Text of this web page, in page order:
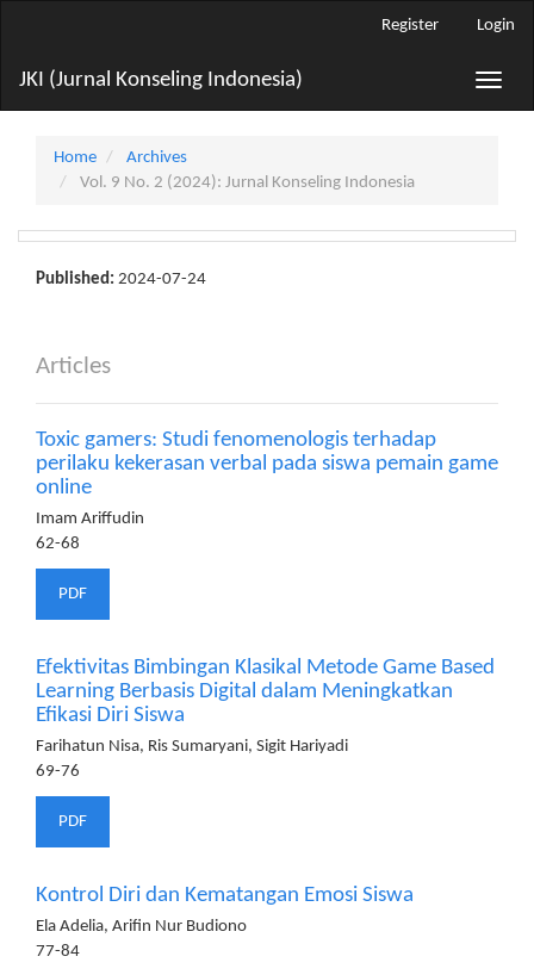
Content
Sidebar
Register Login
Toggle
JKI (Jurnal Konseling Indonesia)
Home
Archives
Vol. 9 No. 2 (2024): Jurnal Konseling Indonesia
Published: 2024-07-24
Articles
Toxic gamers: Studi fenomenologis terhadap
perilaku kekerasan verbal pada siswa pemain game
online
Imam Ariffudin
62-68
PDF
Efektivitas Bimbingan Klasikal Metode Game Based
Learning Berbasis Digital dalam Meningkatkan
Efikasi Diri Siswa
Farihatun Nisa, Ris Sumaryani, Sigit Hariyadi
69-76
PDF
Kontrol Diri dan Kematangan Emosi Siswa
Ela Adelia, Arifin Nur Budiono
77-84